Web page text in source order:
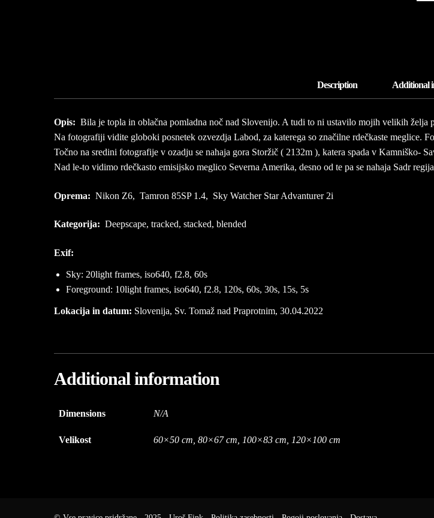
Opis: Bila je topla in oblačna pomladna noč nad Slovenijo. A tudi to ni ustavilo mojih velikih želja
Na fotografiji vidite globoki posnetek ozvezdja Labod, za katerega so značilne rdečkaste meglice.
Točno na sredini fotografije v ozadju se nahaja gora Storžič ( 2132m ), katera spada v Kamniško-
Nad le-to vidimo rdečkasto emisijsko meglico Severna Amerika, desno od te pa se nahaja Sadr
Oprema: Nikon Z6, Tamron 85SP 1.4, Sky Watcher Star Advanturer 2i
Kategorija: Deepscape, tracked, stacked, blended
Exif:
Sky: 20light frames, iso640, f2.8, 60s
Foreground: 10light frames, iso640, f2.8, 120s, 60s, 30s, 15s, 5s
Lokacija in datum: Slovenija, Sv. Tomaž nad Praprotnim, 30.04.2022
Additional information
Dimensions N/A
Velikost 60×50 cm, 80×67 cm, 100×83 cm, 120×100 cm